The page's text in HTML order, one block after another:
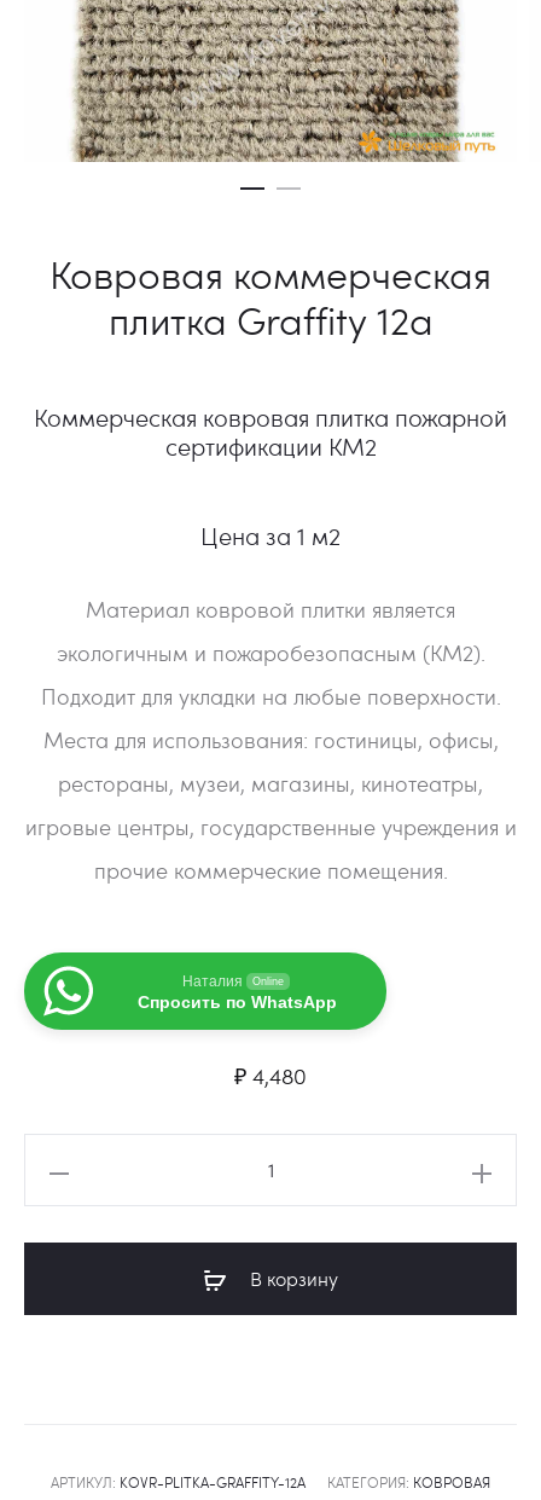
Ковровая коммерческая
плитка Graffity 12a
Коммерческая ковровая плитка пожарной
сертификации КМ2
Цена за 1 м2
Материал ковровой плитки является
экологичным и пожаробезопасным (КМ2).
Подходит для укладки на любые поверхности.
Места для использования: гостиницы, офисы,
рестораны, музеи, магазины, кинотеатры,
игровые центры, государственные учреждения и
прочие коммерческие помещения.
Наталия Online
Спросить по WhatsApp
₽ 4,480
В корзину
АРТИКУЛ: KOVR-PLITKA-GRAFFITY-12A КАТЕГОРИЯ: КОВРОВАЯ